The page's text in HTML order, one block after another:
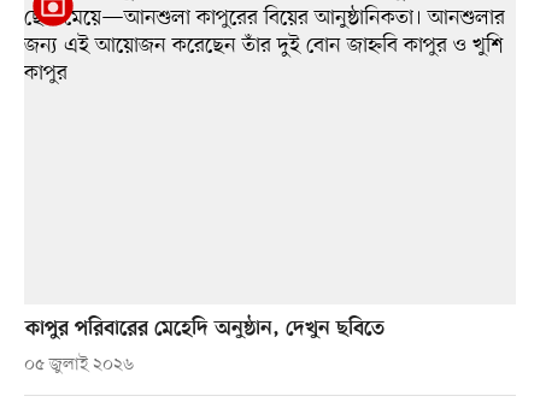
কাপুর পরিবারের মেহেদি অনুষ্ঠান, দেখুন ছবিতে
০৫ জুলাই ২০২৬